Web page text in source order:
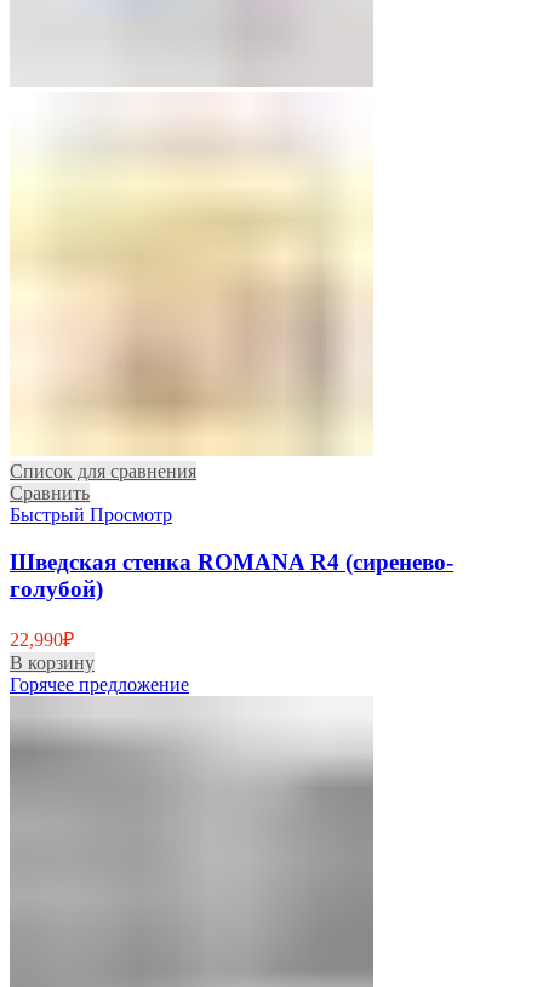
Список для сравнения
Сравнить
Быстрый Просмотр
Шведская стенка ROMANA R4 (сиренево-
голубой)
22,990₽
В корзину
Горячее предложение